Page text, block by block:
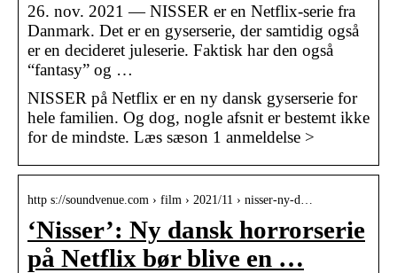
26. nov. 2021 — NISSER er en Netflix-serie fra
Danmark. Det er en gyserserie, der samtidig også
er en decideret juleserie. Faktisk har den også
“fantasy” og …
NISSER på Netflix er en ny dansk gyserserie for
hele familien. Og dog, nogle afsnit er bestemt ikke
for de mindste. Læs sæson 1 anmeldelse >
http s://soundvenue.com › film › 2021/11 › nisser-ny-d…
‘Nisser’: Ny dansk horrorserie
på Netflix bør blive en …